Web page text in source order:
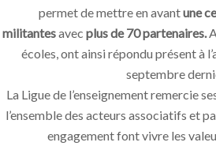
permet de mettre en avantune
militantesavec plus de 70 partenaires.
écoles, ont ainsi répondu présent à
septembre
La Ligue de l’enseignement remercie
l’ensemble des acteurs associatifs et
engagement font vivre les